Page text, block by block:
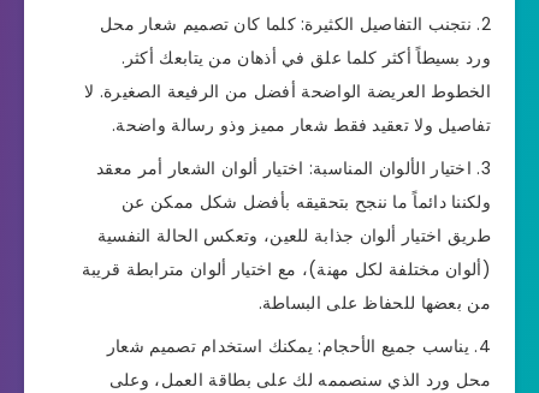
نتجنب التفاصيل الكثيرة: كلما كان تصميم شعار محل
ورد بسيطاً أكثر كلما علق في أذهان من يتابعك أكثر.
الخطوط العريضة الواضحة أفضل من الرفيعة الصغيرة. لا
تفاصيل ولا تعقيد فقط شعار مميز وذو رسالة واضحة.
اختيار الألوان المناسبة: اختيار ألوان الشعار أمر معقد
ولكننا دائماً ما ننجح بتحقيقه بأفضل شكل ممكن عن
طريق اختيار ألوان جذابة للعين، وتعكس الحالة النفسية
(ألوان مختلفة لكل مهنة)، مع اختيار ألوان مترابطة قريبة
من بعضها للحفاظ على البساطة.
يناسب جميع الأحجام: يمكنك استخدام تصميم شعار
محل ورد الذي سنصممه لك على بطاقة العمل، وعلى